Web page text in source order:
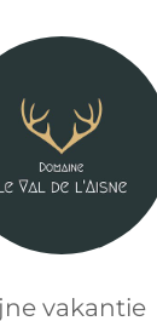
vakantie